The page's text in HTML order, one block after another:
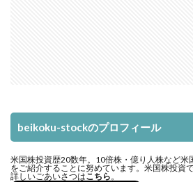
beikoku-stockのプロフィール
米国株投資歴20数年。10倍株・億り人株など米
をご紹介することに努めています。米国株投資
詳しいごあいさつはこちら 。